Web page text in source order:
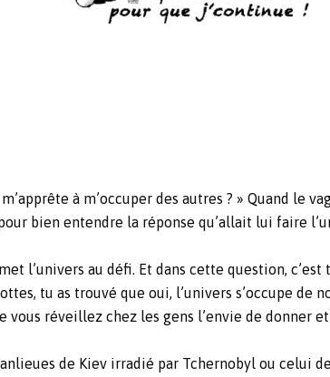
à m’occuper des autres ? » Quand le
bien entendre la réponse qu’allait lui faire
l’univers au défi. Et dans cette question,
tu as trouvé que oui, l’univers s’occupe de
vous réveillez chez les gens l’envie de donner
de Kiev irradié par Tchernobyl ou celui